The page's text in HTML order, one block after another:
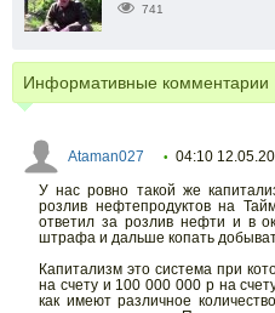
741
Информативные комментарии
Ataman027 • 04:10
У нас ровно такой же
розлив нефтепродуктов на
ответил за розлив нефти и в
штрафа и дальше копать
Капитализм это система при
на счету и 100 000 000 р на
как имеют различное